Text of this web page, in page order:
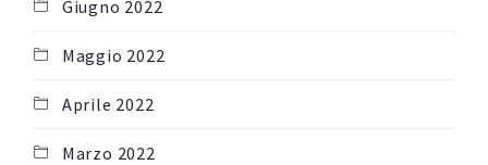
Giugno 2022
Maggio 2022
Aprile 2022
Marzo 2022